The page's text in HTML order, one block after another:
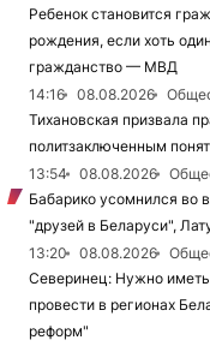
Ребенок становится
рождения, если хоть
гражданство — МВД
14:16
08.08.2026
Тихановская призвала
политзаключенным
13:54
08.08.2026
Бабарико усомнился во
"друзей в Беларуси",
13:20
08.08.2026
Северинец: Нужно
провести в регионах
реформ"